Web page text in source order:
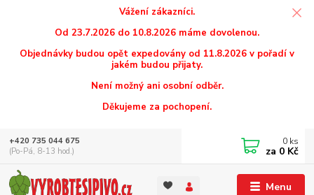
Vážení zákazníci.
Od 23.7.2026 do 10.8.2026 máme dovolenou.
Objednávky budou opět expedovány od 11.8.2026 v pořadí v
jakém budou přijaty.
Není možný ani osobní odběr.
Děkujeme za pochopení.
Menu
+420 735 044 675
(Po-Pá, 8-13 hod.)
0 ks
za 0 Kč